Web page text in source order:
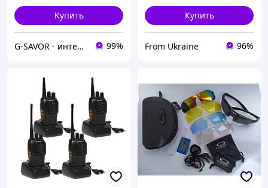
Купить
G-SAVOR - интернет-магазин сумок, обуви и аксессуаров 99%
Купить
From Ukraine 96%